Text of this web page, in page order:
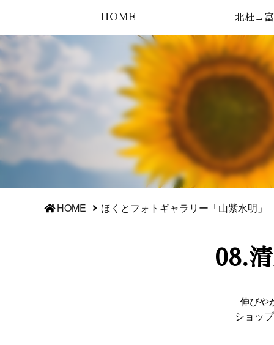
HOME 北杜→
HOME ほくとフォトギャラリー「山紫水明」
08.
伸びや
ショッ